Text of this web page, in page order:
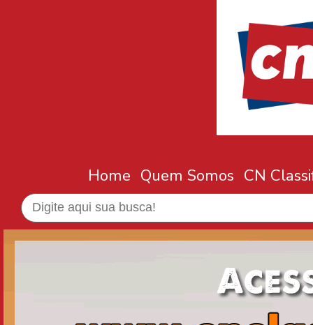
Home Quem Somos CN